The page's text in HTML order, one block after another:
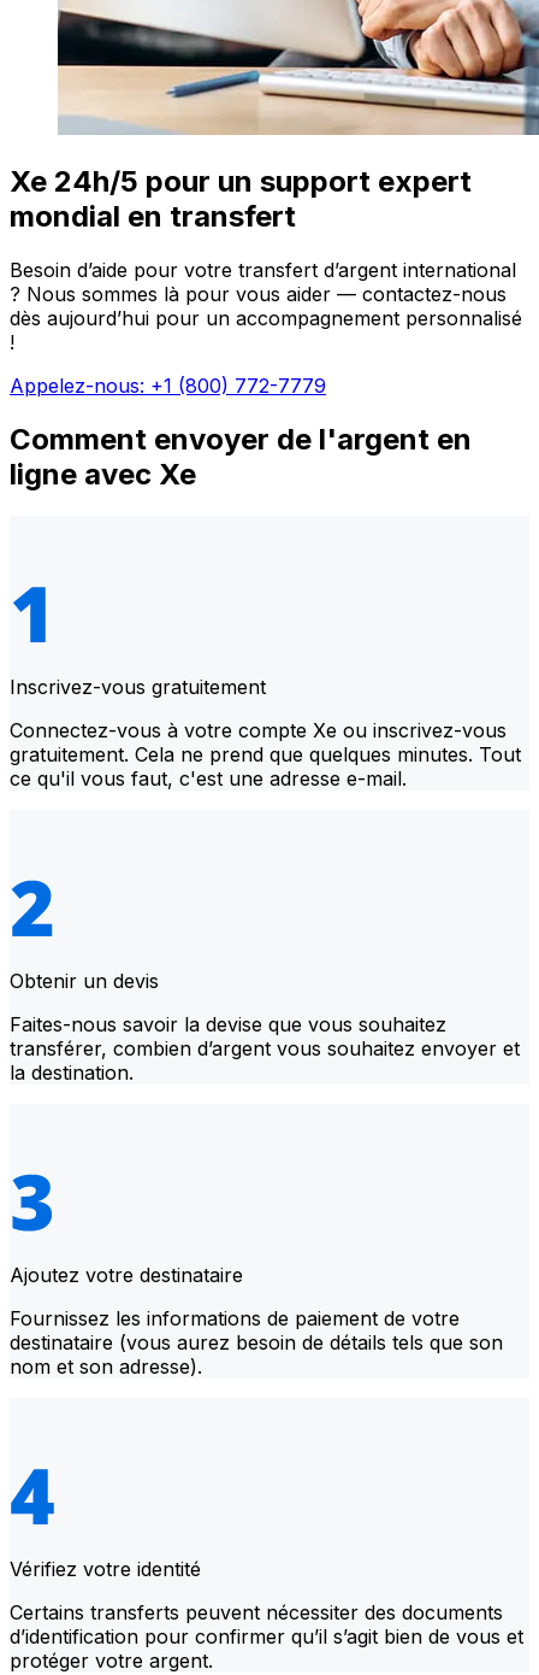
Xe 24h/5 pour un support expert
mondial en transfert
Besoin d’aide pour votre transfert d’argent international
? Nous sommes là pour vous aider — contactez-nous
dès aujourd’hui pour un accompagnement personnalisé
!
Appelez-nous: +1 (800) 772-7779
Comment envoyer de l'argent en
ligne avec Xe
Inscrivez-vous gratuitement
Connectez-vous à votre compte Xe ou inscrivez-vous
gratuitement. Cela ne prend que quelques minutes. Tout
ce qu'il vous faut, c'est une adresse e-mail.
Obtenir un devis
Faites-nous savoir la devise que vous souhaitez
transférer, combien d’argent vous souhaitez envoyer et
la destination.
Ajoutez votre destinataire
Fournissez les informations de paiement de votre
destinataire (vous aurez besoin de détails tels que son
nom et son adresse).
Vérifiez votre identité
Certains transferts peuvent nécessiter des documents
d’identification pour confirmer qu’il s’agit bien de vous et
protéger votre argent.